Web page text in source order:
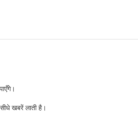
खबरें लाती है।